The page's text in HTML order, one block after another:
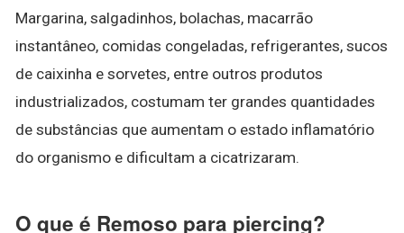
Margarina, salgadinhos, bolachas, macarrão
instantâneo, comidas congeladas, refrigerantes, sucos
de caixinha e sorvetes, entre outros produtos
industrializados, costumam ter grandes quantidades
de substâncias que aumentam o estado inflamatório
do organismo e dificultam a cicatrizaram.
O que é Remoso para piercing?